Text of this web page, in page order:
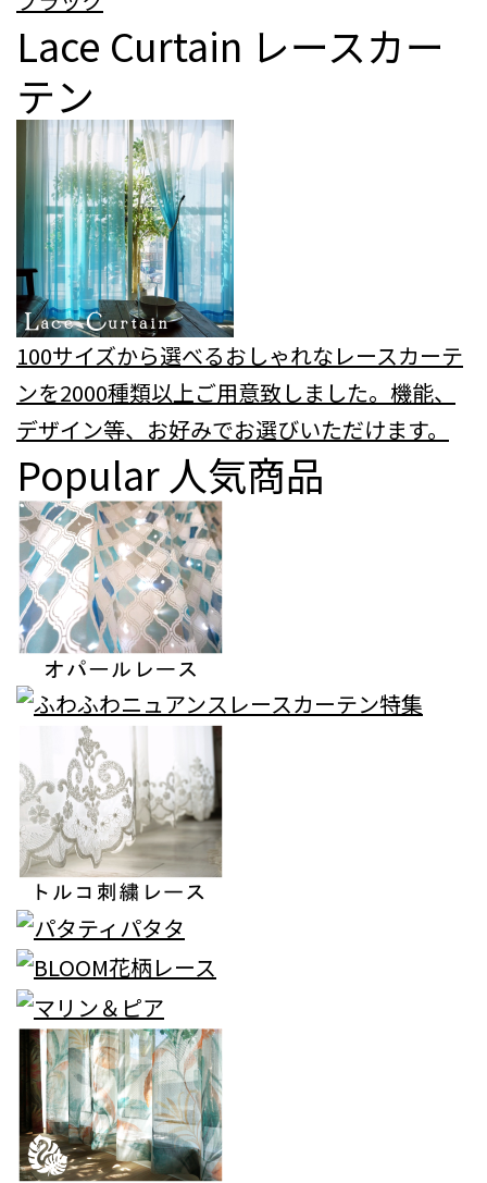
Lace Curtain レースカー
テン
100サイズから選べるおしゃれなレースカーテ
ンを2000種類以上ご用意致しました。機能、
デザイン等、お好みでお選びいただけます。
Popular 人気商品